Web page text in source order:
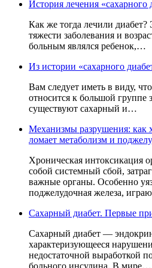
История лечения «сахарного
Как же тогда лечили диабет?
тяжести заболевания и
больным являлся ребенок,…
Из истории «сахарного
Вам следует иметь в виду,
относится к большой группе
существуют сахарный и…
Механизмы разрушения: как
ломает метаболизм и
Хроническая интоксикация
собой системный сбой,
важные органы. Особенно
поджелудочная железа,
Сахарный диабет. Первые
Сахарный диабет —
характеризующееся
недостаточной выработкой